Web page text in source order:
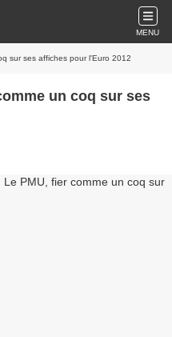
MENU
sur ses affiches pour l'Euro 2012
un coq sur ses